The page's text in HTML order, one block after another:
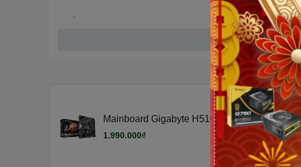
Hỗ trợ CPU: Intel Socket LGA1200 cho bộ vi xử lý Intel
Loại RAM: DDR4
Mainboard Gigabyte H510M H V2 (Intel H510/
LGA 1200/ M-ATX/ 2 khe ram/ DDR4)
1.990.000₫